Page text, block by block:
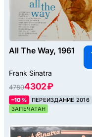
All The Way, 1961
Frank Sinatra
47804302 ₽
–10%
ПЕРЕИЗДАНИЕ 2016
ЗАПЕЧАТАН